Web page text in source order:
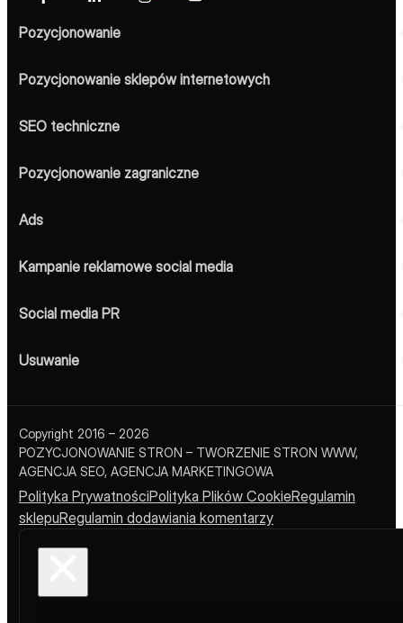
Pozycjonowanie
Pozycjonowanie sklepów internetowych
SEO techniczne
Pozycjonowanie zagraniczne
Ads
Kampanie reklamowe social media
Social media PR
Usuwanie
Copyright 2016 – 2026
POZYCJONOWANIE STRON – TWORZENIE STRON WWW,
AGENCJA SEO, AGENCJA MARKETINGOWA
Polityka PrywatnościPolityka Plików CookieRegulamin
sklepuRegulamin dodawiania komentarzy